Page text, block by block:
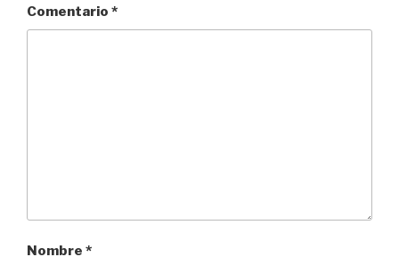
Comentario *
Nombre *